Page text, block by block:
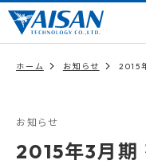
ホーム お知らせ 2015
お知らせ
2015年3月期